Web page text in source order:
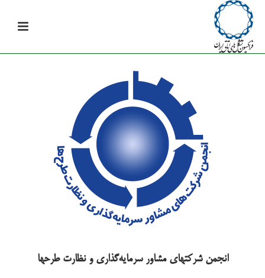
انجمن شرکتهای مشاور سرمایه‌گذاری و نظارت طرحها